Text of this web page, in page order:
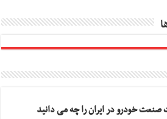
خودرو در ایران را چه می دانید